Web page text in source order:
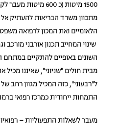
1500 מיטות (כ 600
מתכוון משרד הבריאות להעתיק
הלאומיים ואת המכון לרפואה
שינוי המחייב תכנון אורבני
השונים באופיים להתקיים במתחם
מבית חולים "שניוני", שאיננו
ל"רבעוני", כזה המכיל מגוון רחב
התמחות ייחודית כמרכז רפואי
מעבר לשאלות התפעוליות –